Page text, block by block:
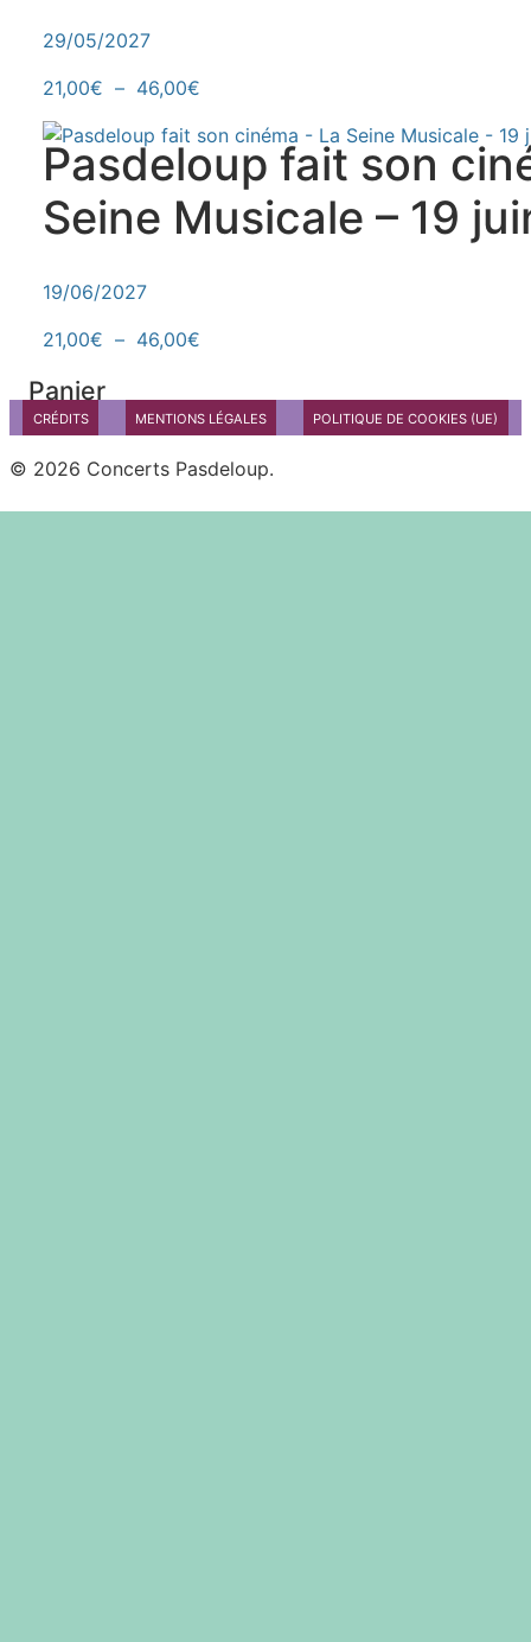
29/05/2027
21,00€ – 46,00€
Pasdeloup fait son
Seine Musicale – 19
19/06/2027
21,00€ – 46,00€
Panier
CRÉDITS MENTIONS LÉGALES POLITIQUE DE COOKIES (UE)
© 2026 Concerts Pasdeloup.